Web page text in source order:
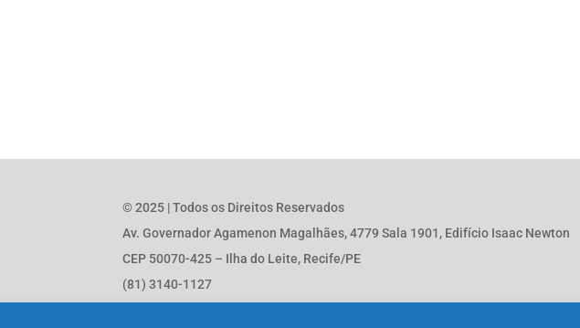
© 2025 | Todos os Direitos Reservados
Av. Governador Agamenon Magalhães, 4779 Sala 1901, Edifício Isaac Newton
CEP 50070-425 – Ilha do Leite, Recife/PE
(81) 3140-1127